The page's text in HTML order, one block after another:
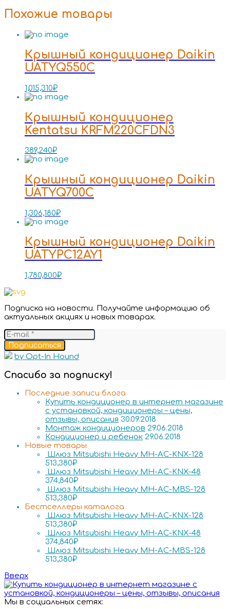
Похожие товары
Крышный кондиционер Daikin
UATYQ550C
1,015,310₽
Крышный кондиционер
Kentatsu KRFM220CFDN3
389,240₽
Крышный кондиционер Daikin
UATYQ700C
1,306,180₽
Крышный кондиционер Daikin
UATYPC12AY1
1,780,800₽
Подписка на новости. Получайте информацию об
актуальных акциях и новых товарах.
Подписаться
by Opt-In Hound
Спасибо за подписку!
Последние записи блога
Купить кондиционер в интернет магазине
с установкой, кондиционеры – цены,
отзывы, описания 30.09.2018
Монтаж кондиционеров 29.06.2018
Кондиционер и ребенок 29.06.2018
Новые товары
Шлюз Mitsubishi Heavy MH-AC-KNX-128
513,380₽
Шлюз Mitsubishi Heavy MH-AC-KNX-48
374,840₽
Шлюз Mitsubishi Heavy MH-AC-MBS-128
513,380₽
Бестселлеры каталога
Шлюз Mitsubishi Heavy MH-AC-KNX-128
513,380₽
Шлюз Mitsubishi Heavy MH-AC-KNX-48
374,840₽
Шлюз Mitsubishi Heavy MH-AC-MBS-128
513,380₽
Вверх
Мы в социальных сетях: